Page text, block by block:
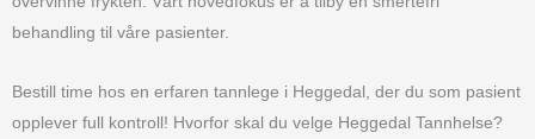
behandling til våre pasienter.
Bestill time hos en erfaren tannlege i Heggedal, der du som pasient
opplever full kontroll! Hvorfor skal du velge Heggedal Tannhelse?